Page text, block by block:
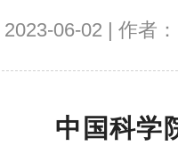
2023-06-02 | 作者
中国科学